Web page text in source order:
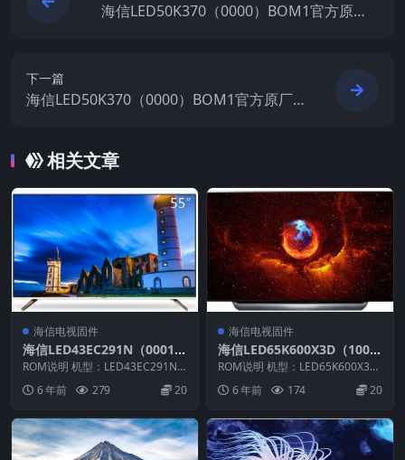
海信LED50K370（0000）BOM1官方原厂U
下一篇
海信LED50K370（0000）BOM1官方原厂U
相关文章
海信电视固件
海信LED43EC291N（0001）
BOM2官方原厂USB刷机电视
固件包
ROM说明 机型：LED43EC291N
固件版本：（0001） BOM：1
海...6 年前 279 20
海信电视固件
海信LED65K600X3D（100
0）BOM2官方原厂USB刷机
电视固件包
ROM说明 机型：LED65K600X3D
固件版本：（1000） BOM：2 ...
6 年前 174 20